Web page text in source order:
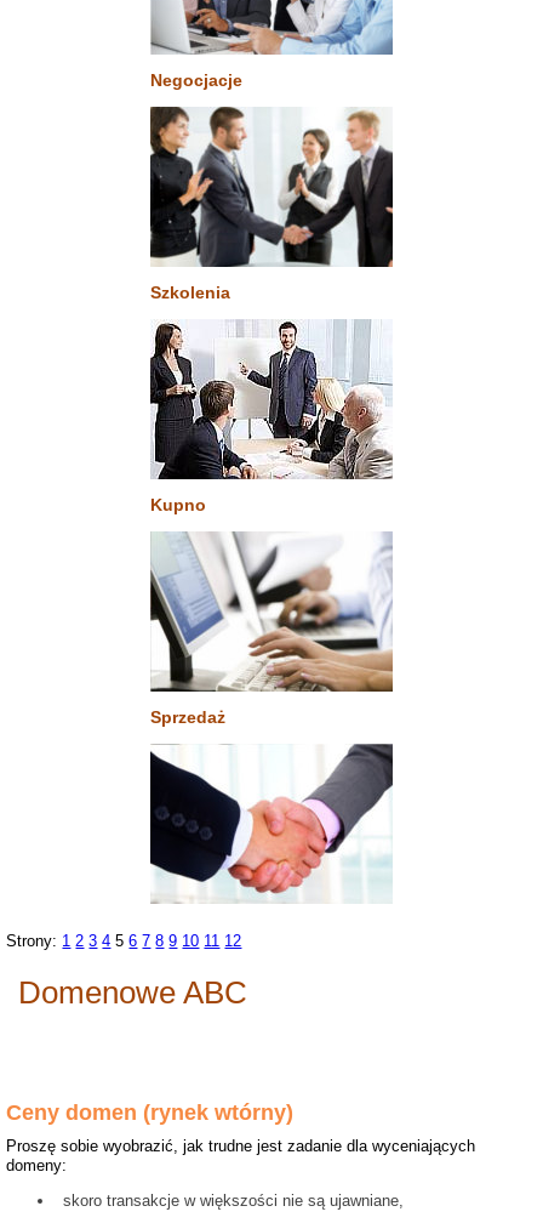
Negocjacje
Szkolenia
Kupno
Sprzedaż
Strony: 1 2 3 4 5 6 7 8 9 10 11 12
Domenowe ABC
Ceny domen (rynek wtórny)
Proszę sobie wyobrazić, jak trudne jest zadanie dla wyceniających
domeny:
skoro transakcje w większości nie są ujawniane,